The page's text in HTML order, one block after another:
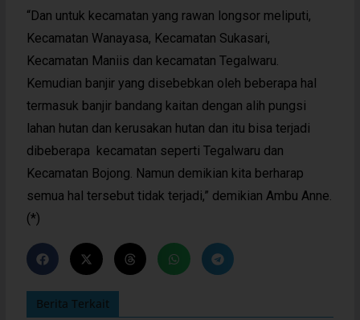
“Dan untuk kecamatan yang rawan longsor meliputi,
Kecamatan Wanayasa, Kecamatan Sukasari,
Kecamatan Maniis dan kecamatan Tegalwaru.
Kemudian banjir yang disebebkan oleh beberapa hal
termasuk banjir bandang kaitan dengan alih pungsi
lahan hutan dan kerusakan hutan dan itu bisa terjadi
dibeberapa kecamatan seperti Tegalwaru dan
Kecamatan Bojong. Namun demikian kita berharap
semua hal tersebut tidak terjadi,” demikian Ambu Anne.
(*)
Berita Terkait